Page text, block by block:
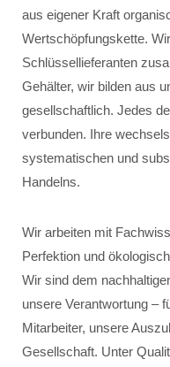
aus eigener Kraft
Wertschöpfungskette.
Schlüssellieferanten
Gehälter, wir bilden aus
gesellschaftlich. Jedes
verbunden. Ihre
systematischen und
Handelns.
Wir arbeiten mit
Perfektion und
Wir sind dem
unsere Verantwortung –
Mitarbeiter, unsere
Gesellschaft. Unter